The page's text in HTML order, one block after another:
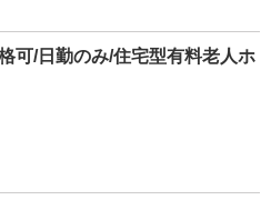
可/日勤のみ/住宅型有料老人ホ